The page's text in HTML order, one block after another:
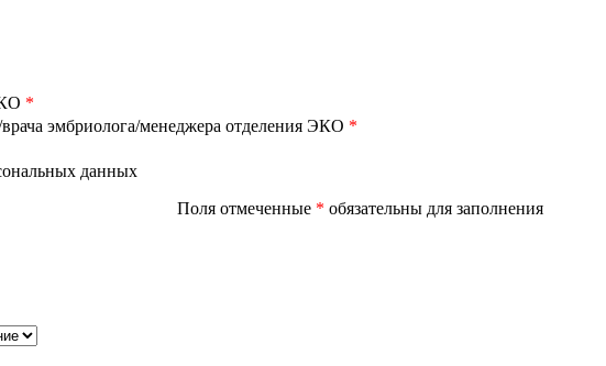
*
эмбриолога/менеджера отделения ЭКО *
данных
Поля отмеченные * обязательны для заполнения